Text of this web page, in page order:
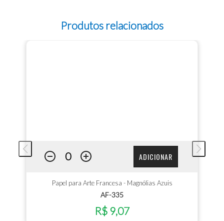
Produtos relacionados
ADICIONAR
Papel para Arte Francesa - Magnólias Azuis
AF-335
R$ 9,07